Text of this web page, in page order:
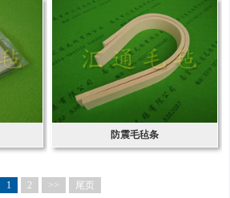
防震毛毡条
1 2 >> 尾页